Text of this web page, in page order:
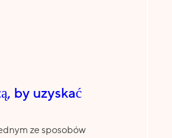
by uzyskać
ze sposobów